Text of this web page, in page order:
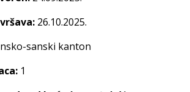
26.10.2025.
sanski kanton
1